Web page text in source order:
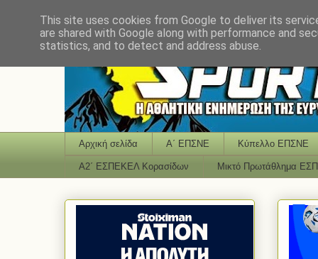
Αρχική σελίδα Α΄ ΕΠΣΝΕ Κύπελλο ΕΠΣΝΕ
Α2΄ ΕΣΠΕΚΕΛ Κορασίδων Μικτό Πρωτάθλημα
This site uses cookies from Google to deliver its
are shared with Google along with performance and
statistics, and to detect and address abuse.